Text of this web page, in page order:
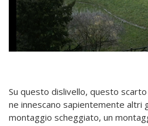
Su questo dislivello, questo
ne innescano sapientemente altri
montaggio scheggiato, un